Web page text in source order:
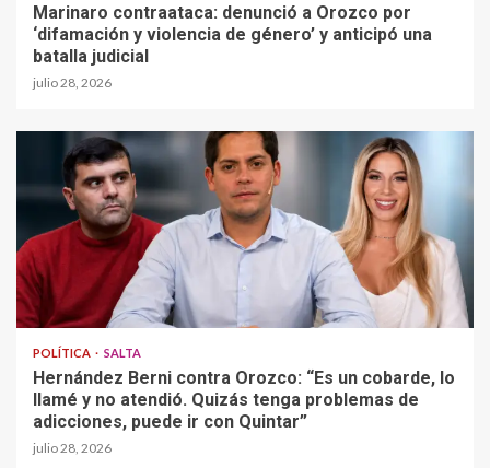
Marinaro contraataca: denunció a Orozco por
‘difamación y violencia de género’ y anticipó una
batalla judicial
julio 28, 2026
POLÍTICA SALTA
Hernández Berni contra Orozco: “Es un cobarde, lo
llamé y no atendió. Quizás tenga problemas de
adicciones, puede ir con Quintar”
julio 28, 2026